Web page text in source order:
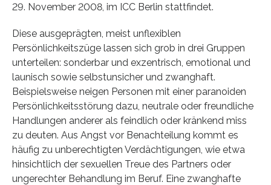
29. November 2008, im ICC Berlin stattfindet.
Diese ausgeprägten, meist unflexiblen
Persönlichkeitszüge lassen sich grob in drei Gruppen
unterteilen: sonderbar und exzentrisch, emotional und
launisch sowie selbstunsicher und zwanghaft.
Beispielsweise neigen Personen mit einer paranoiden
Persönlichkeitsstörung dazu, neutrale oder freundliche
Handlungen anderer als feindlich oder kränkend miss
zu deuten. Aus Angst vor Benachteilung kommt es
häufig zu unberechtigten Verdächtigungen, wie etwa
hinsichtlich der sexuellen Treue des Partners oder
ungerechter Behandlung im Beruf. Eine zwanghafte